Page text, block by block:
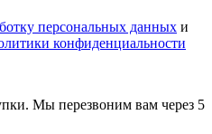
персональных данных и
конфиденциальности
Мы перезвоним вам через 5